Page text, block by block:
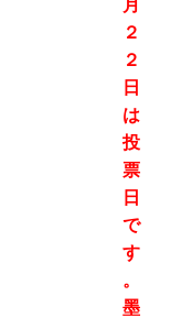
月
２
２
日
は
投
票
日
で
す
。
墨